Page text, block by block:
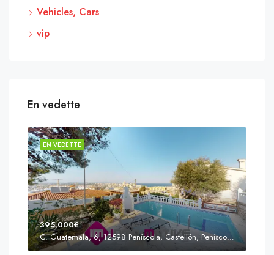
Vehicles, Cars
vip
En vedette
EN VEDETTE
395,000€
C. Guatemala, 6, 12598 Peñíscola, Castellón, Peñíscola, Communauté valencienne